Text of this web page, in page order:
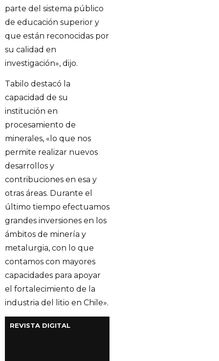
parte del sistema público
de educación superior y
que están reconocidas por
su calidad en
investigación», dijo.
Tabilo destacó la
capacidad de su
institución en
procesamiento de
minerales, «lo que nos
permite realizar nuevos
desarrollos y
contribuciones en esa y
otras áreas. Durante el
último tiempo efectuamos
grandes inversiones en los
ámbitos de minería y
metalurgia, con lo que
contamos con mayores
capacidades para apoyar
el fortalecimiento de la
industria del litio en Chile».
REVISTA DIGITAL